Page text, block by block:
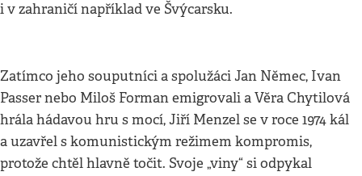
i v zahraničí například ve Švýcarsku.
Zatímco jeho souputníci a spolužáci Jan Němec, Ivan
Passer nebo Miloš Forman emigrovali a Věra Chytilová
hrála hádavou hru s mocí, Jiří Menzel se v roce 1974 kál
a uzavřel s komunistickým režimem kompromis,
protože chtěl hlavně točit. Svoje „viny“ si odpykal